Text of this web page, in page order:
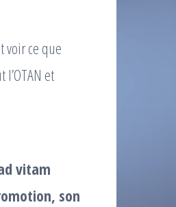
voir ce que
et
vitam
son